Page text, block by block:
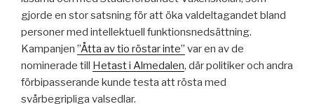
gjorde en stor satsning för att öka valdeltagandet bland
personer med intellektuell funktionsnedsättning.
Kampanjen ”Åtta av tio röstar inte” var en av de
nominerade till Hetast i Almedalen, där politiker och andra
förbipasserande kunde testa att rösta med
svårbegripliga valsedlar.